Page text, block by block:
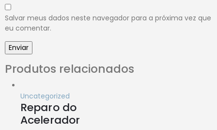
Salvar meus dados neste navegador para a próxima vez que
eu comentar.
Produtos relacionados
Uncategorized
Reparo do
Acelerador